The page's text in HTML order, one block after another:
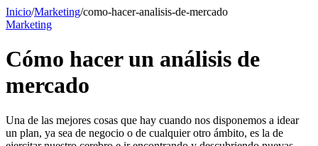
Inicio/Marketing/como-hacer-analisis-de-mercado
Marketing
Cómo hacer un análisis de
mercado
Una de las mejores cosas que hay cuando nos disponemos a idear
un plan, ya sea de negocio o de cualquier otro ámbito, es la de